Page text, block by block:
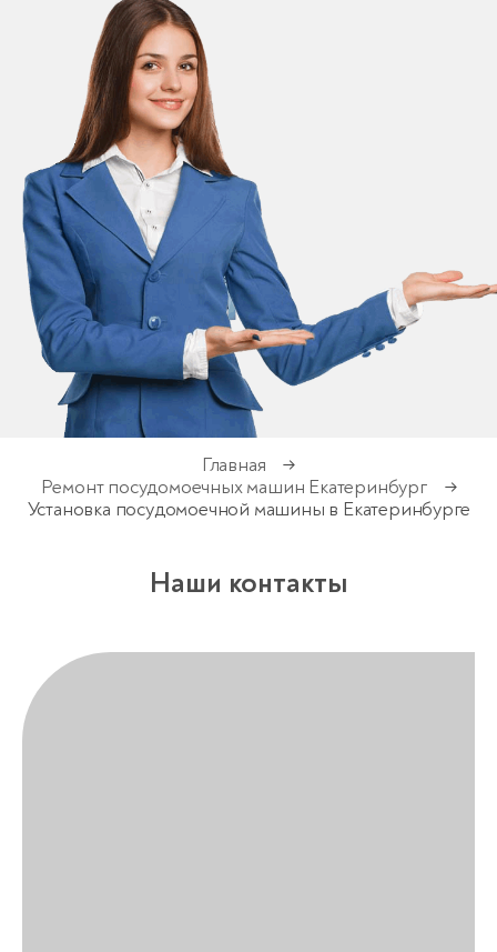
Главная
→
Ремонт посудомоечных машин Екатеринбург
→
Установка посудомоечной машины в Екатеринбурге
Наши контакты